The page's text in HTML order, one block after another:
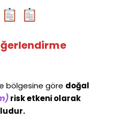
bölgesine göre doğal
risk etkeni olarak